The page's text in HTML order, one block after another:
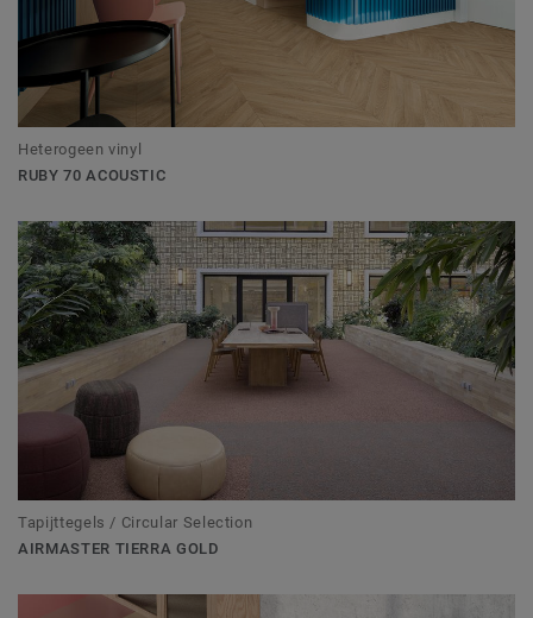
Heterogeen vinyl
RUBY 70 ACOUSTIC
Tapijttegels / Circular Selection
AIRMASTER TIERRA GOLD